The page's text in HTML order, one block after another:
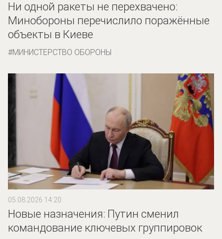
Ни одной ракеты не перехвачено:
Минобороны перечислило поражённые
объекты в Киеве
МИНИСТЕРСТВО ОБОРОНЫ
05.08.2026 14:20
Новые назначения: Путин сменил
командование ключевых группировок